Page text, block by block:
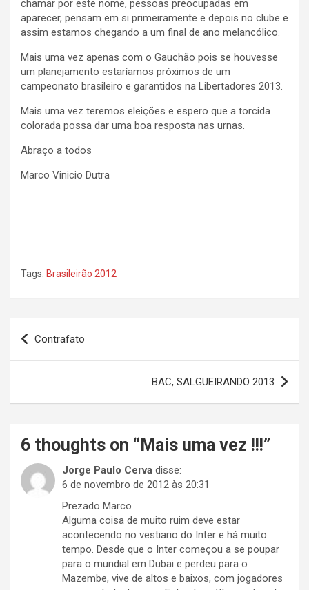
chamar por este nome, pessoas preocupadas em
aparecer, pensam em si primeiramente e depois no clube e
assim estamos chegando a um final de ano melancólico.
Mais uma vez apenas com o Gauchão pois se houvesse
um planejamento estaríamos próximos de um
campeonato brasileiro e garantidos na Libertadores 2013.
Mais uma vez teremos eleições e espero que a torcida
colorada possa dar uma boa resposta nas urnas.
Abraço a todos
Marco Vinicio Dutra
Tags: Brasileirão 2012
Navegação
de
Contrafato
BAC, SALGUEIRANDO 2013
6 thoughts on “ Mais uma vez !!!”
Jorge Paulo Cerva disse:
6 de novembro de 2012 às 20:31
Prezado Marco
Alguma coisa de muito ruim deve estar
acontecendo no vestiario do Inter e há muito
tempo. Desde que o Inter começou a se poupar
para o mundial em Dubai e perdeu para o
Mazembe, vive de altos e baixos, com jogadores